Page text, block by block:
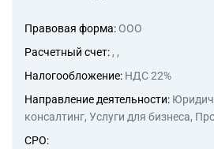
Правовая форма: ООО
Расчетный счет: , ,
Налогообложение: НДС 22%
Направление деятельности:
консалтинг, Услуги для бизнеса,
СРО: